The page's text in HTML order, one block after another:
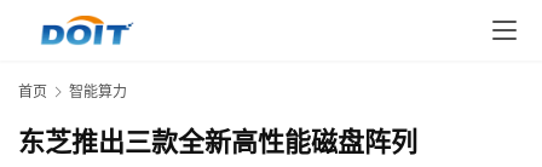
首页 智能算力
东芝推出三款全新高性能磁盘阵列